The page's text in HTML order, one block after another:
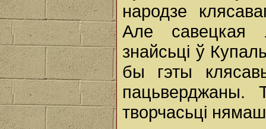
народзе
Але савецкая
знайсьці ў
бы гэты
пацьверджаны.
творчасьці